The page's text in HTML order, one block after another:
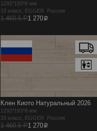
1292*193*8 мм
33 класс, EGGER Россия
1 460.5 Р1 270p
Клен Киото Натуральный 2026
1292*193*8 мм
33 класс, EGGER Россия
1 460.5 Р1 270p